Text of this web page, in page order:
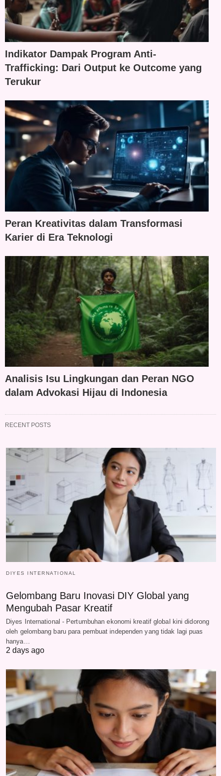
Indikator Dampak Program Anti-
Trafficking: Dari Output ke Outcome yang
Terukur
Peran Kreativitas dalam Transformasi
Karier di Era Teknologi
Analisis Isu Lingkungan dan Peran NGO
dalam Advokasi Hijau di Indonesia
RECENT POSTS
DIYES INTERNATIONAL
Gelombang Baru Inovasi DIY Global yang
Mengubah Pasar Kreatif
Diyes International - Pertumbuhan ekonomi kreatif global kini didorong
oleh gelombang baru para pembuat independen yang tidak lagi puas
hanya…
2 days ago